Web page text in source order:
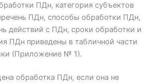
ПДн, категория субъектов
ПДн, способы обработки ПДн,
действий с ПДн, сроки обработки и
ПДн приведены в табличной части
(Приложение № 1).
обработка ПДн, если она не